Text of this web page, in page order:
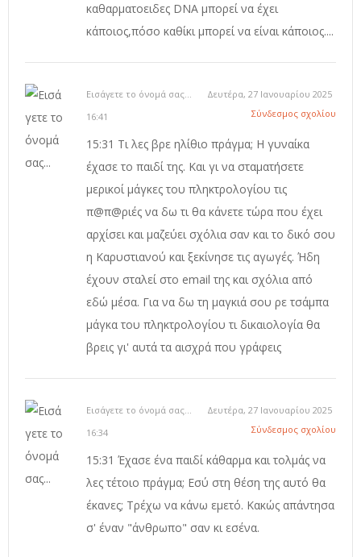
καθαρματοειδες DNA μπορεί να έχει
κάποιος,πόσο καθίκι μπορεί να είναι κάποιος....
Εισάγετε το όνομά σας...
Δευτέρα, 27 Ιανουαρίου 2025
16:41
Σύνδεσμος σχολίου
15:31 Τι λες βρε ηλίθιο πράγμα; Η γυναίκα
έχασε το παιδί της. Και γι να σταματήσετε
μερικοί μάγκες του πληκτρολογίου τις
π@π@ριές να δω τι θα κάνετε τώρα που έχει
αρχίσει και μαζεύει σχόλια σαν και το δικό σου
η Καρυστιανού και ξεκίνησε τις αγωγές. Ήδη
έχουν σταλεί στο email της και σχόλια από
εδώ μέσα. Για να δω τη μαγκιά σου ρε τσάμπα
μάγκα του πληκτρολογίου τι δικαιολογία θα
βρεις γι' αυτά τα αισχρά που γράφεις
Εισάγετε το όνομά σας...
Δευτέρα, 27 Ιανουαρίου 2025
16:34
Σύνδεσμος σχολίου
15:31 Έχασε ένα παιδί κάθαρμα και τολμάς να
λες τέτοιο πράγμα; Εσύ στη θέση της αυτό θα
έκανες; Τρέχω να κάνω εμετό. Κακώς απάντησα
σ' έναν "άνθρωπο" σαν κι εσένα.